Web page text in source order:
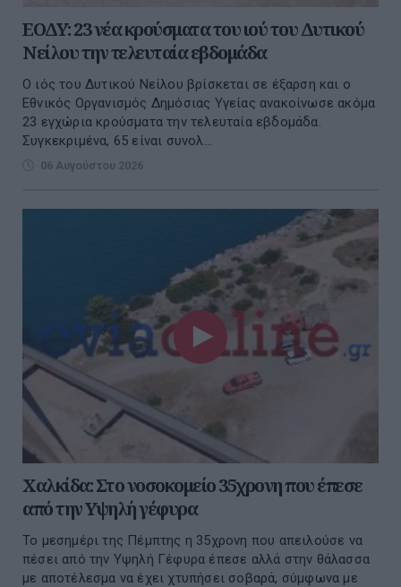
ΕΟΔΥ: 23 νέα κρούσματα του ιού του Δυτικού
Νείλου την τελευταία εβδομάδα
Ο ιός του Δυτικού Νείλου βρίσκεται σε έξαρση και ο
Εθνικός Οργανισμός Δημόσιας Υγείας ανακοίνωσε ακόμα
23 εγχώρια κρούσματα την τελευταία εβδομάδα.
Συγκεκριμένα, 65 είναι συνολ...
06 Αυγούστου 2026
Χαλκίδα: Στο νοσοκομείο 35χρονη που έπεσε
από την Υψηλή γέφυρα
Το μεσημέρι της Πέμπτης η 35χρονη που απειλούσε να
πέσει από την Υψηλή Γέφυρα έπεσε αλλά στην θάλασσα
με αποτέλεσμα να έχει χτυπήσει σοβαρά, σύμφωνα με